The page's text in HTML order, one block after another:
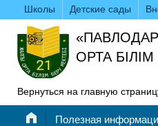
Школы Детские сады
ОРТА
Вернуться на главную
Полезная